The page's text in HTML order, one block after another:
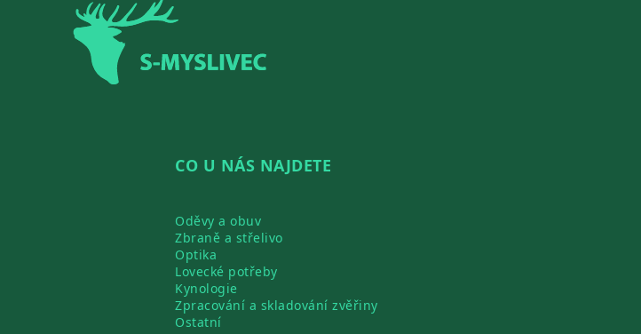
CO U NÁS NAJDETE
Oděvy a obuv
Zbraně a střelivo
Optika
Lovecké potřeby
Kynologie
Zpracování a skladování zvěřiny
Ostatní